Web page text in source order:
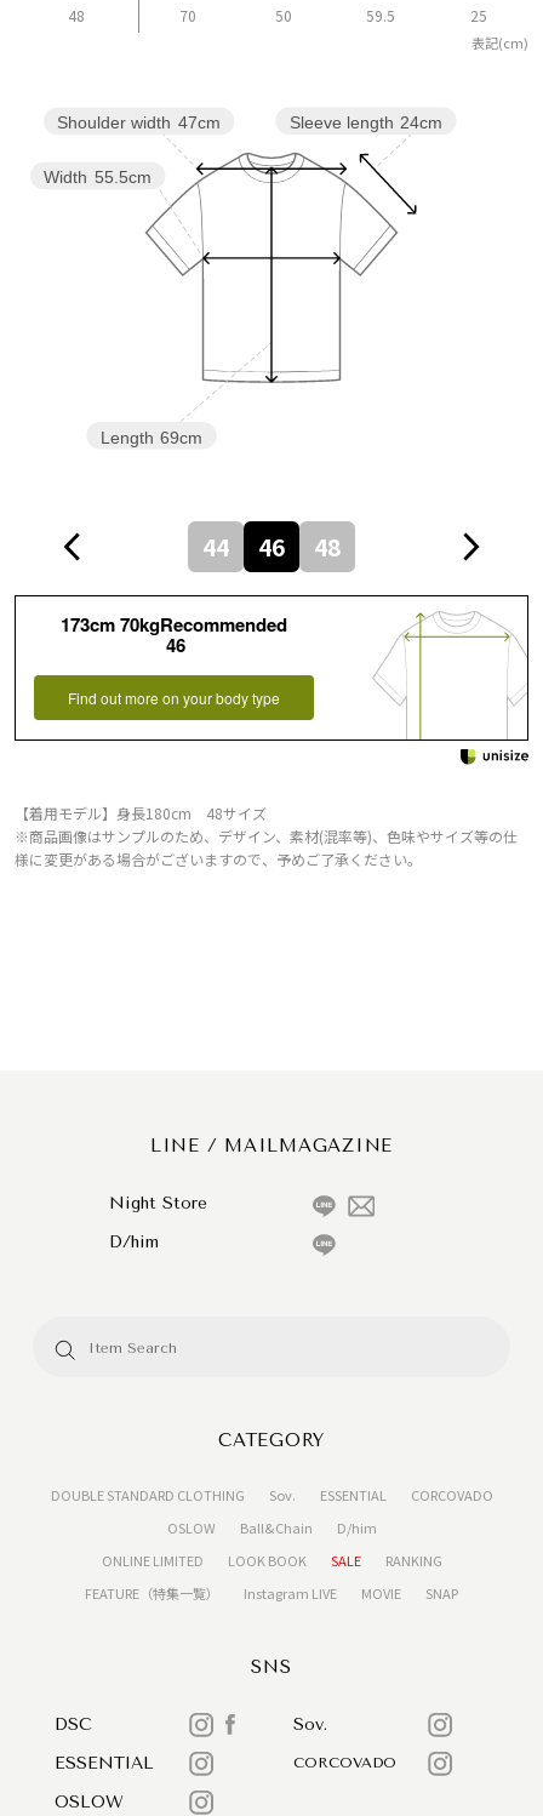
48
70 50 59.5 25
表記(cm)
Sleeve length 24cm
Length 69cm
Width 55.5cm
Shoulder width 47cm
44 46 48
173cm 70kgRecommended
46
Find out more on your body type
【着用モデル】身長180cm 48サイズ
※商品画像はサンプルのため、デザイン、素材(混率等)、色味やサイズ等の仕
様に変更がある場合がございますので、予めご了承ください。
LINE / MAILMAGAZINE
Night Store
D/him
CATEGORY
DOUBLE STANDARD CLOTHING Sov. ESSENTIAL
CORCOVADO
OSLOW
Ball&Chain
D/him
ONLINE LIMITED
LOOK BOOK SALE
RANKING
FEATURE（特集一覧）
Instagram LIVE MOVIE SNAP
SNS
DSC
Sov.
ESSENTIAL
CORCOVADO
OSLOW